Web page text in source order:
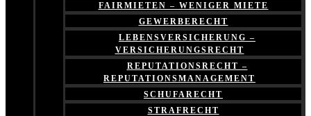
FAIRMIETEN – WENIGER MIETE
GEWERBERECHT
LEBENSVERSICHERUNG –
VERSICHERUNGSRECHT
REPUTATIONSRECHT –
REPUTATIONSMANAGEMENT
SCHUFARECHT
STRAFRECHT